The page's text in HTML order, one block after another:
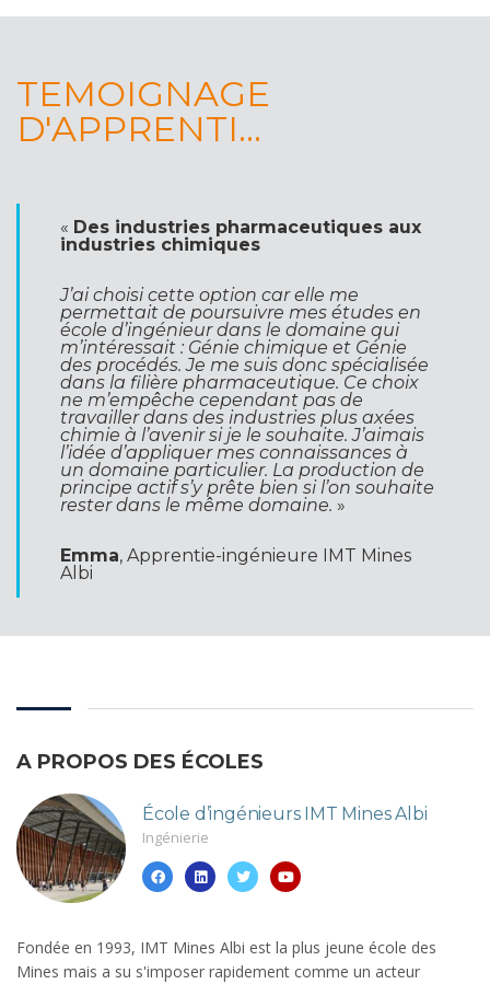
TEMOIGNAGE
D'APPRENTI...
« Des industries pharmaceutiques aux
industries chimiques
J’ai choisi cette option car elle me
permettait de poursuivre mes études en
école d’ingénieur dans le domaine qui
m’intéressait : Génie chimique et Génie
des procédés. Je me suis donc spécialisée
dans la filière pharmaceutique. Ce choix
ne m’empêche cependant pas de
travailler dans des industries plus axées
chimie à l’avenir si je le souhaite. J’aimais
l’idée d’appliquer mes connaissances à
un domaine particulier. La production de
principe actif s’y prête bien si l’on souhaite
rester dans le même domaine. »
Emma, Apprentie-ingénieure IMT Mines
Albi
A PROPOS DES ÉCOLES
École d’ingénieurs IMT Mines Albi
Ingénierie
Fondée en 1993, IMT Mines Albi est la plus jeune école des
Mines mais a su s'imposer rapidement comme un acteur